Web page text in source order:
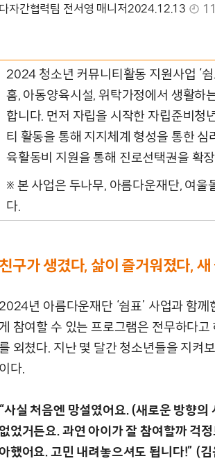
다자간협력팀 전서영 매니저2024.12.13
2024 청소년 커뮤니티활동 지원사업 ‘
홈, 아동양육시설, 위탁가정에서 생활하
합니다. 먼저 자립을 시작한 자립준비청
티 활동을 통해 지지체계 형성을 통한
육활동비 지원을 통해 진로선택권을 확
※ 본 사업은 두나무, 아름다운재단, 여
다.
친구가 생겼다, 삶이 즐거워졌다,
년 아름다운재단 ‘쉼표’ 사업과 함
게 참여할 수 있는 프로그램은 전무하다고
외쳤다. 지난 몇 달간 청소년들을 지켜
이다.
“사실 처음엔 망설였어요. (새로운 방향
없었거든요. 과연 아이가 잘 참여할까 걱
했어요. 고민 내려놓으셔도 됩니다!” (